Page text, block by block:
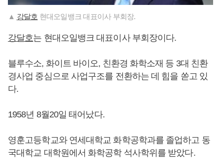
▲ 강달호 현대오일뱅크 대표이사 부회장.
강달호는 현대오일뱅크 대표이사 부회장이다.
블루수소, 화이트 바이오, 친환경 화학소재 등 3대 친환
경사업 중심으로 사업구조를 전환하는 데 힘을 쏟고 있
다.
1958년 8월20일 태어났다.
영훈고등학교와 연세대학교 화학공학과를 졸업하고 동
국대학교 대학원에서 화학공학 석사학위를 받았다.